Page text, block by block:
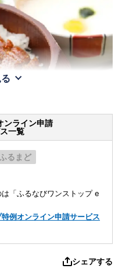
ンライン申請
一覧
るまど
「ふるなびワンストップ e
例オンライン申請サービス
シェアする